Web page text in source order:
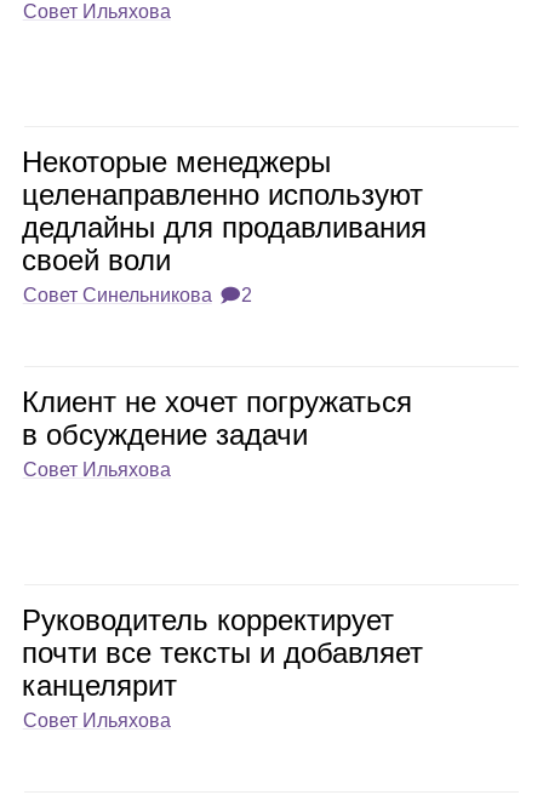
Совет Ильяхова
Неко­то­рые мене­джеры
целе­на­прав­ленно исполь­зуют
дед­лайны для про­дав­ли­ва­ния
своей воли
Совет Синельникова 🗩2
Кли­ент не хочет погру­жаться
в обсуж­де­ние задачи
Совет Ильяхова
Руко­во­ди­тель кор­рек­ти­рует
почти все тек­сты и добав­ляет
кан­це­ля­рит
Совет Ильяхова